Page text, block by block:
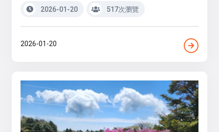
2026-01-20 517次瀏覽
2026-01-20